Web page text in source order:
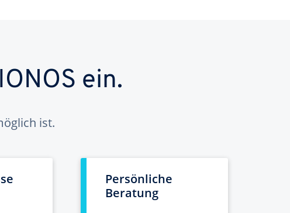
ein.
ist.
Persönliche
Beratung